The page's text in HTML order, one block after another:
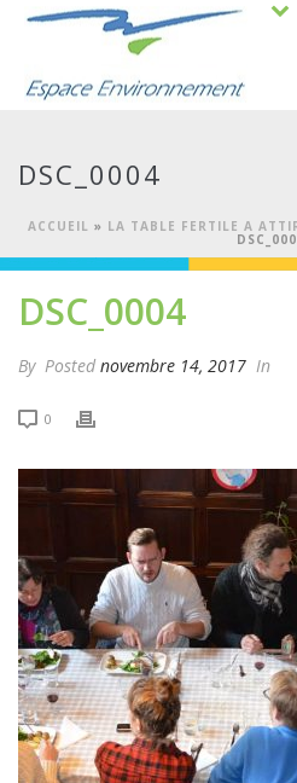
DSC_0004
ACCUEIL » LA TABLE FERTILE A
DSC_0004
By Posted novembre 14, 2017 In
0